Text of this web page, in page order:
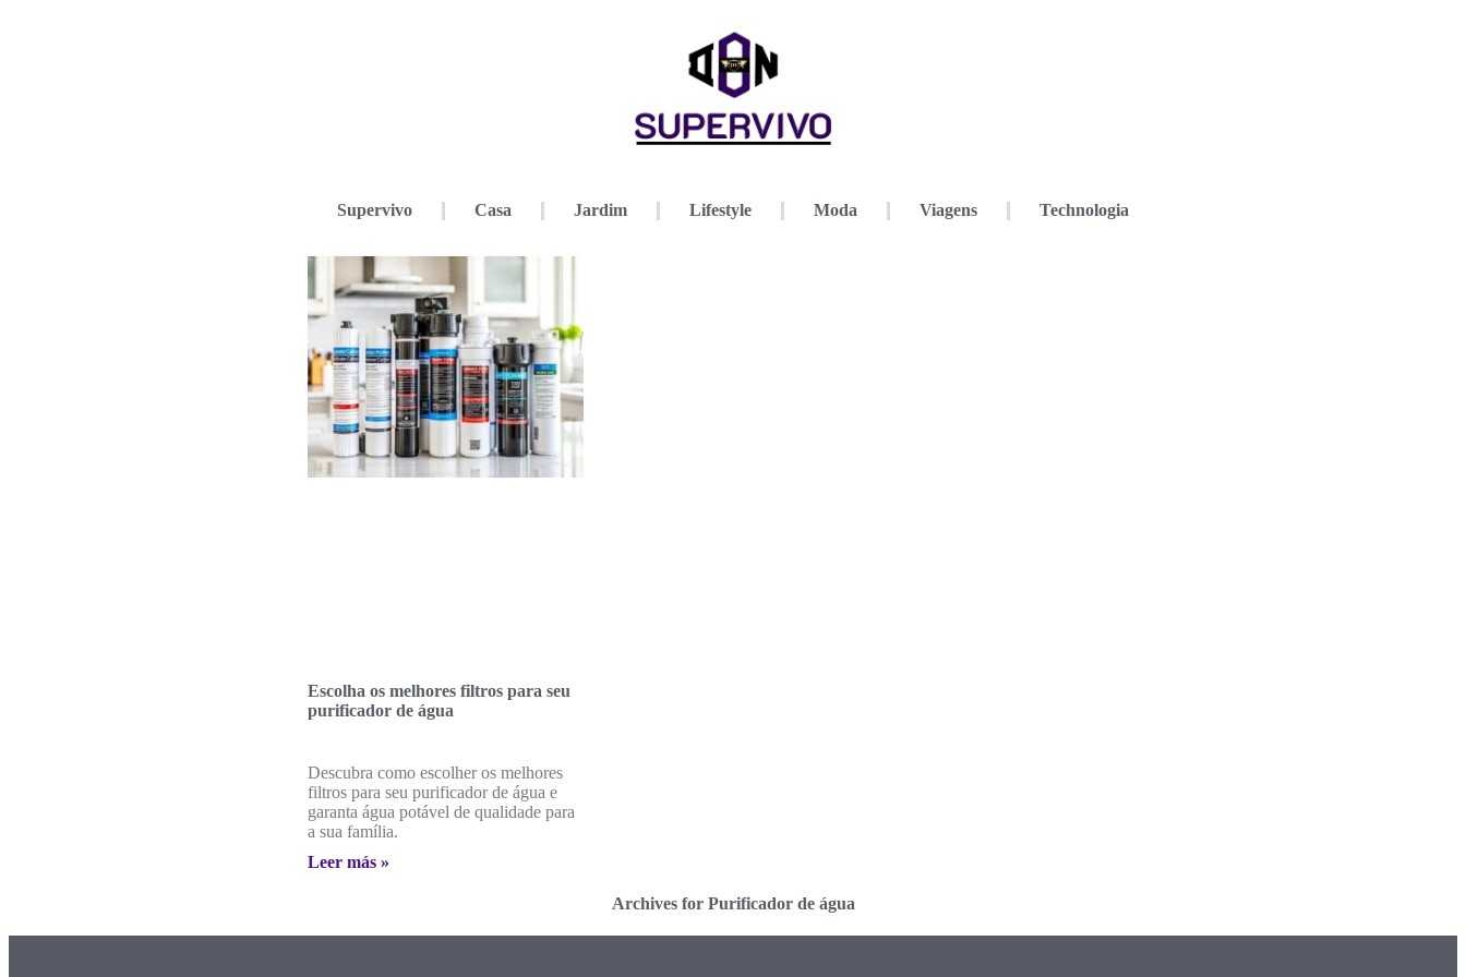
Supervivo Casa Jardim Lifestyle Moda Viagens Technologia
Escolha os melhores filtros para seu
purificador de água
Descubra como escolher os melhores
filtros para seu purificador de água e
garanta água potável de qualidade para
a sua família.
Leer más »
Archives for Purificador de água